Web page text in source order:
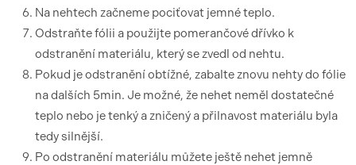
Na nehtech začneme pociťovat jemné teplo.
Odstraňte fólii a použijte pomerančové dřívko k
odstranění materiálu, který se zvedl od nehtu.
Pokud je odstranění obtížné, zabalte znovu nehty do fólie
na dalších 5min. Je možné, že nehet neměl dostatečné
teplo nebo je tenký a zničený a přilnavost materiálu byla
tedy silnější.
Po odstranění materiálu můžete ještě nehet jemně